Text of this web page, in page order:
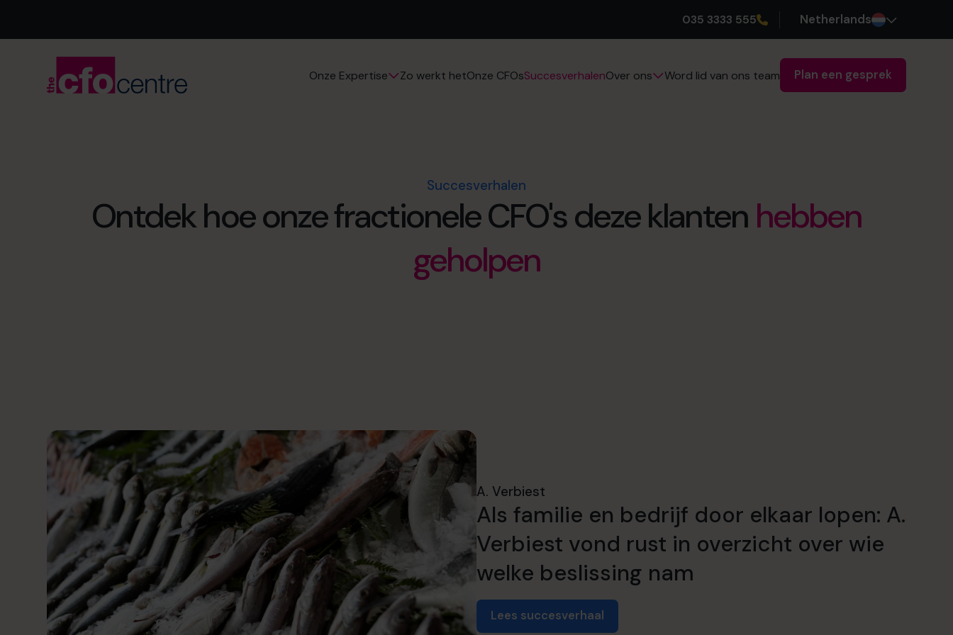
035 3333 555 Netherlands
Onze Expertise Zo werkt hetOnze CFOsSuccesverhalenOver ons Word lid van ons team Plan een gesprek
Succesverhalen
Ontdek hoe onze fractionele CFO's deze klanten hebben
geholpen
A. Verbiest
Als familie en bedrijf door elkaar lopen: A.
Verbiest vond rust in overzicht over wie
welke beslissing nam
Lees succesverhaal